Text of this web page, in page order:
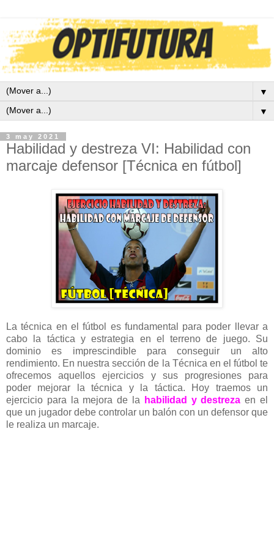
▼
▼
3 may 2021
Habilidad y destreza VI: Habilidad con
marcaje defensor [Técnica en fútbol]
La técnica en el fútbol es fundamental para poder llevar a
cabo la táctica y estrategia en el terreno de juego. Su
dominio es imprescindible para conseguir un alto
rendimiento. En nuestra sección de la Técnica en el fútbol te
ofrecemos aquellos ejercicios y sus progresiones para
poder mejorar la técnica y la táctica. Hoy traemos un
ejercicio para la mejora de la
habilidad y destreza en el
que un jugador debe controlar un balón con un defensor que
le realiza un marcaje.